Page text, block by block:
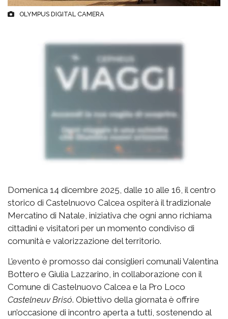
OLYMPUS DIGITAL CAMERA
Domenica 14 dicembre 2025, dalle 10 alle 16, il centro
storico di Castelnuovo Calcea ospiterà il tradizionale
Mercatino di Natale, iniziativa che ogni anno richiama
cittadini e visitatori per un momento condiviso di
comunità e valorizzazione del territorio.
L’evento è promosso dai consiglieri comunali Valentina
Bottero e Giulia Lazzarino, in collaborazione con il
Comune di Castelnuovo Calcea e la Pro Loco
Castelneuv Brisó. Obiettivo della giornata è offrire
un’occasione di incontro aperta a tutti, sostenendo al